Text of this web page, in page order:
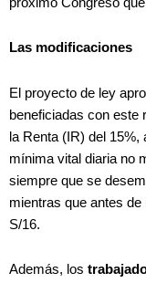
Las modificaciones
El proyecto de ley
beneficiadas con este
la Renta (IR) del
mínima vital diaria no
siempre que se
mientras que antes
S/16.
Además, los